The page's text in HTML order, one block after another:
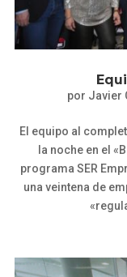
por Javier
El equipo al
la noche en el
programa SER
una veintena de